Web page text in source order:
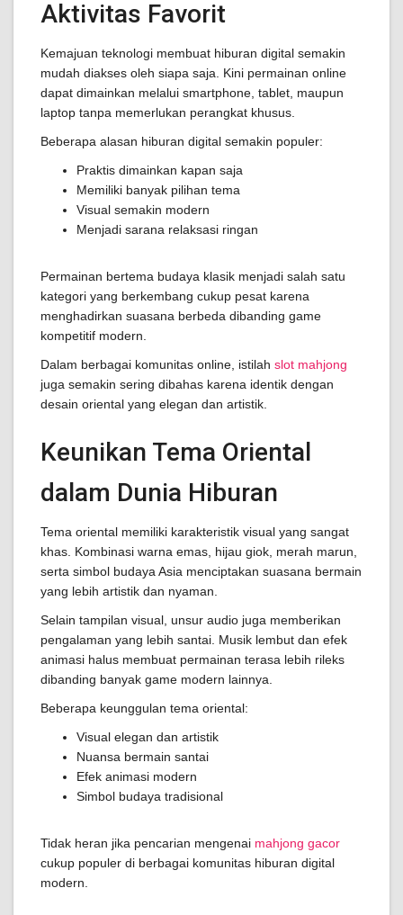
Aktivitas Favorit
Kemajuan teknologi membuat hiburan digital semakin
mudah diakses oleh siapa saja. Kini permainan online
dapat dimainkan melalui smartphone, tablet, maupun
laptop tanpa memerlukan perangkat khusus.
Beberapa alasan hiburan digital semakin populer:
Praktis dimainkan kapan saja
Memiliki banyak pilihan tema
Visual semakin modern
Menjadi sarana relaksasi ringan
Permainan bertema budaya klasik menjadi salah satu
kategori yang berkembang cukup pesat karena
menghadirkan suasana berbeda dibanding game
kompetitif modern.
Dalam berbagai komunitas online, istilah slot mahjong
juga semakin sering dibahas karena identik dengan
desain oriental yang elegan dan artistik.
Keunikan Tema Oriental
dalam Dunia Hiburan
Tema oriental memiliki karakteristik visual yang sangat
khas. Kombinasi warna emas, hijau giok, merah marun,
serta simbol budaya Asia menciptakan suasana bermain
yang lebih artistik dan nyaman.
Selain tampilan visual, unsur audio juga memberikan
pengalaman yang lebih santai. Musik lembut dan efek
animasi halus membuat permainan terasa lebih rileks
dibanding banyak game modern lainnya.
Beberapa keunggulan tema oriental:
Visual elegan dan artistik
Nuansa bermain santai
Efek animasi modern
Simbol budaya tradisional
Tidak heran jika pencarian mengenai mahjong gacor
cukup populer di berbagai komunitas hiburan digital
modern.